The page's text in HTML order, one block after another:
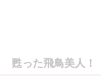
甦った飛鳥美人！